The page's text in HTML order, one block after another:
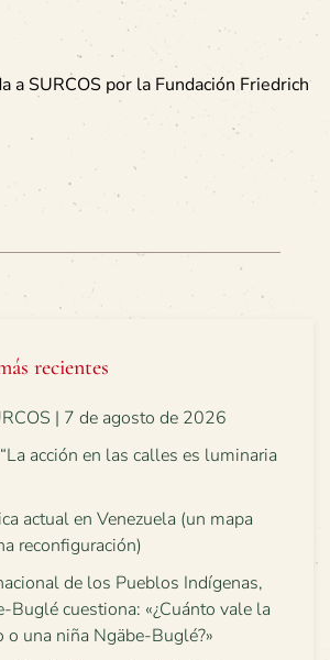
a SURCOS por la Fundación Friedrich
recientes
| 7 de agosto de 2026
acción en las calles es luminaria
actual en Venezuela (un mapa
reconfiguración)
de los Pueblos Indígenas,
Buglé cuestiona: «¿Cuánto vale la
o una niña Ngäbe-Buglé?»